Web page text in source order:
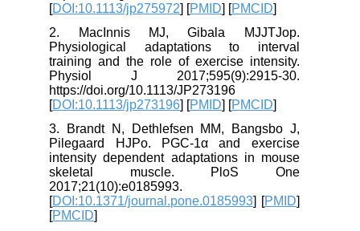
[DOI:10.1113/jp275972] [PMID] [PMCID
2. MacInnis MJ, Gibala MJJTJop.
Physiological adaptations to interval
training and the role of exercise intensity.
Physiol J 2017;595(9):2915-30.
https://doi.org/10.1113/JP273196
[DOI:10.1113/jp273196] [PMID] [PMCID
3. Brandt N, Dethlefsen MM, Bangsbo J,
Pilegaard HJPo. PGC-1α and exercise
intensity dependent adaptations in mouse
skeletal muscle. PloS One
2017;21(10):e0185993.
[DOI:10.1371/journal.pone.0185993] [PMID
[PMCID